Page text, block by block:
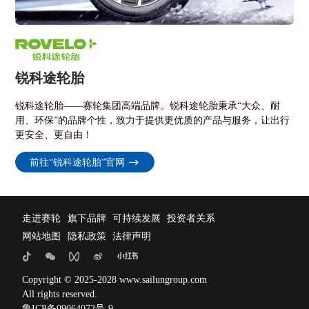
锐科途轮胎
锐科途轮胎——赛轮集团高端品牌。锐科途轮胎秉承“大众、耐
用、环保”的品牌个性，致力于提供更优质的产品与服务，让出行
更安全、更自由！
前往“锐科途轮胎”官网
走进赛轮 旗下品牌 可持续发展
投资者关系
网站地图
隐私政策 法律声明
Copyright © 2025-2028 www.sailungroup.com
All rights reserved.